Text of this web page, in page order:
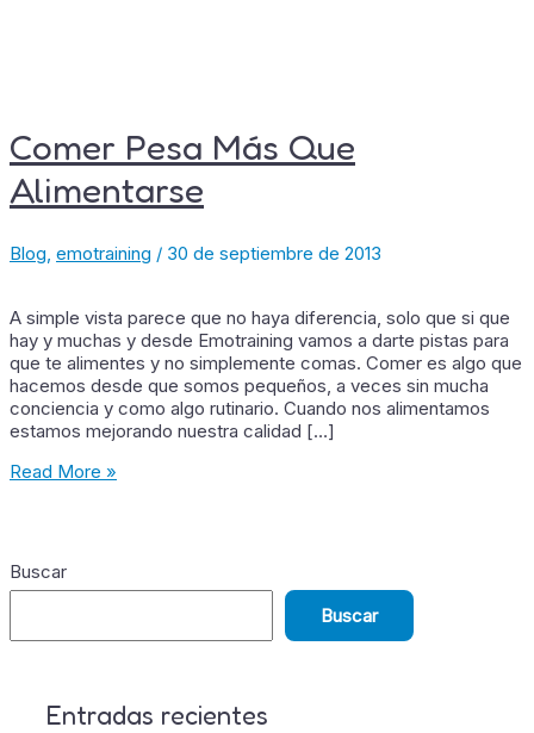
Comer Pesa Más Que
Alimentarse
Blog, emotraining / 30 de septiembre de 2013
A simple vista parece que no haya diferencia, solo que si que
hay y muchas y desde Emotraining vamos a darte pistas para
que te alimentes y no simplemente comas. Comer es algo que
hacemos desde que somos pequeños, a veces sin mucha
conciencia y como algo rutinario. Cuando nos alimentamos
estamos mejorando nuestra calidad […]
Read More »
Buscar
Buscar
Entradas recientes